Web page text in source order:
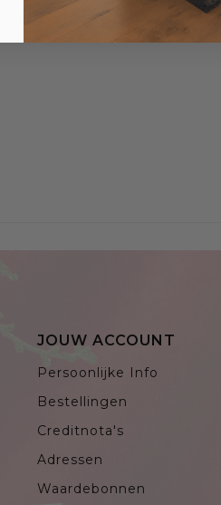
JOUW ACCOUNT
Persoonlijke Info
Bestellingen
Creditnota's
Adressen
Waardebonnen